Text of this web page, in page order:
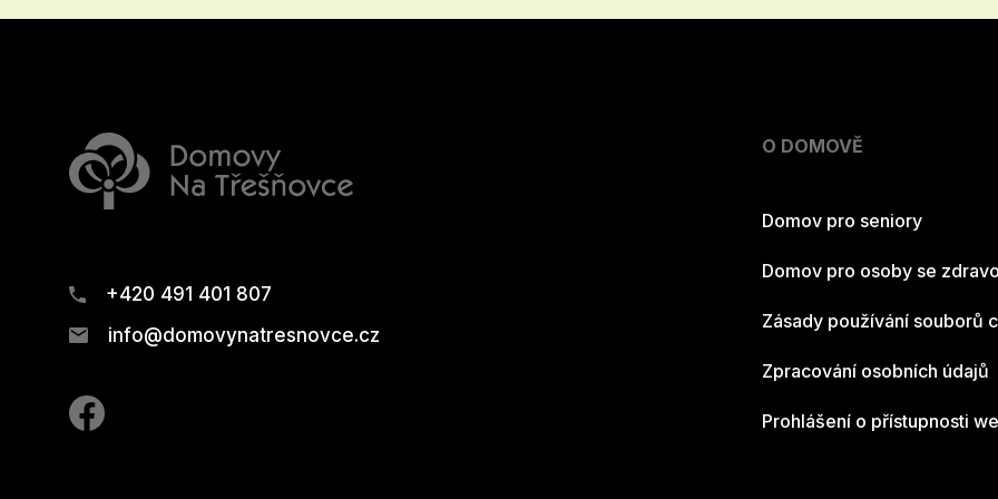
+420 491 401 807
info@domovynatresnovce.cz
O DOMOVĚ
Domov pro seniory
Domov pro osoby se
Zásady používání souborů
Zpracování osobních údajů
Prohlášení o přístupnosti